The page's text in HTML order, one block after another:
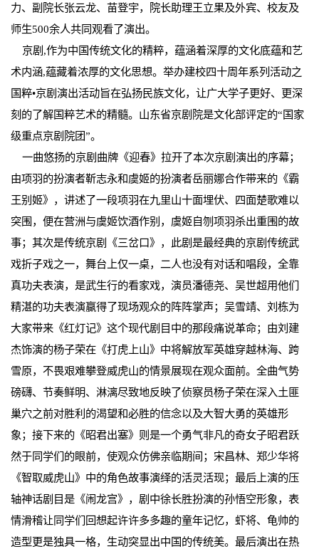
力、副院长张云龙、苗登宇，院长助理王立果及外宾、校友及
师生500余人共同观看了演出。
京剧,作为中国传统文化的精粹，蕴涵着深厚的文化底蕴和艺
术内涵,蕴藏着浓厚的文化思想。举办建校四十周年系列活动之
国粹•京剧演出活动旨在弘扬民族文化，让广大学子更好、更深
刻的了解国粹艺术的精髓。山东省京剧院是文化部评定的“国家
级重点京剧院团”。
一曲悠扬的京剧曲牌《迎春》拉开了本次京剧演出的序幕；
由项羽的扮演者靳志永和虞姬的扮演者岳丽娜合作带来的《霸
王别姬》，讲述了一段项羽在九里山十面埋伏、四面楚歌难以
突围，便在营洲与虞姬饮酒作别，虞姬自刎项羽杀出重围的故
事；其次是传统京剧《三岔口》，此剧是最经典的京剧传统武
戏折子戏之一，舞台上仅一桌，二人也没有对话和唱段，全靠
真功夫表演，是武生行的看家戏，演员潘德尧、吴世超用他们
精湛的功夫表演赢得了现场观众的阵阵掌声；吴雪靖、刘栋为
大家带来《红灯记》这个现代剧目中的那段痛说革命；由刘建
杰饰演的杨子荣在《打虎上山》中将解放军英雄穿越林海、跨
雪原，不畏艰难攀登威虎山的情景展现在观众面前。全曲气势
磅礴、节奏鲜明、淋漓尽致地反映了侦察员杨子荣在深入土匪
巢穴之前对胜利的渴望和必胜的信念以及大智大勇的英雄形
象；接下来的《昭君出塞》则是一个勇气非凡的奇女子昭君跃
然于同学们的眼前，使观众仿佛亲临期间；宋昌林、郑少华将
《智取威虎山》中的角色故事演绎的活灵活现；最后上演的压
轴神话剧目是《闹龙宫》，剧中徐长胜扮演的孙悟空形象，表
情滑稽让同学们回想起许许多多趣的童年记忆，虾将、龟帅的
造型更是独具一格，生动突显出中国的传统美。最后演出在热